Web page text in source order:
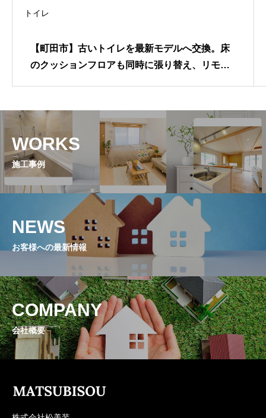
トイレ
【町田市】古いトイレを最新モデルへ交換。床
のクッションフロアも同時に張り替え、リモコ
WORKS
施工事例
NEWS
お客様への最新情報
COMPANY
会社概要